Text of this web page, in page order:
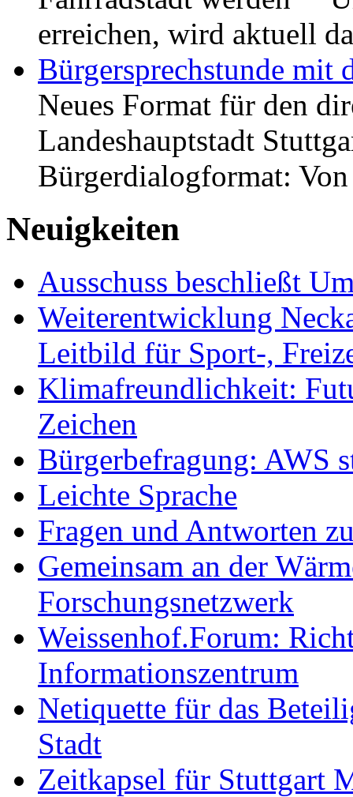
erreichen, wird aktuell
Bürgersprechstunde mit
Neues Format für den
Landeshauptstadt
Bürgerdialogformat:
Neuigkeiten
Ausschuss beschließt
Weiterentwicklung
Leitbild für Sport-,
Klimafreundlichkeit:
Zeichen
Bürgerbefragung: AWS
Leichte Sprache
Fragen und Antworten
Gemeinsam an der
Forschungsnetzwerk
Weissenhof.Forum:
Informationszentrum
Netiquette für das
Stadt
Zeitkapsel für Stuttgart